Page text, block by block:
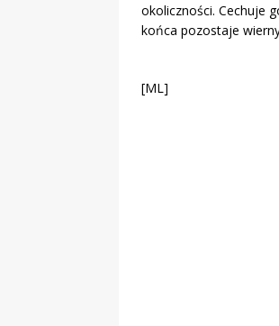
okoliczności. Cechuje
końca pozostaje
[ML]